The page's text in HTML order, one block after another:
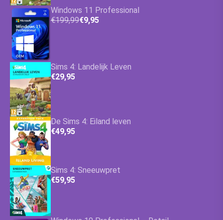
Windows 11 Professional
€199,99€9,95
Sims 4: Landelijk Leven
€29,95
De Sims 4: Eiland leven
€49,95
Sims 4: Sneeuwpret
€59,95